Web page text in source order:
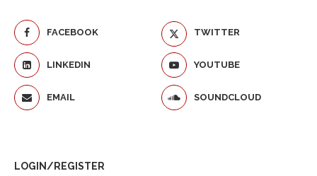
FACEBOOK TWITTER
LINKEDIN YOUTUBE
EMAIL SOUNDCLOUD
LOGIN/REGISTER